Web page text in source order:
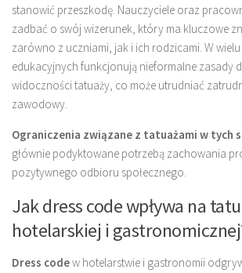
stanowić przeszkodę. Nauczyciele oraz
zadbać o swój wizerunek, który ma kluczowe
zarówno z uczniami, jak i ich rodzicami. W
edukacyjnych funkcjonują nieformalne zasady
widoczności tatuaży, co może utrudniać
zawodowy.
Ograniczenia związane z tatuażami w tych
głównie podyktowane potrzebą zachowania
pozytywnego odbioru społecznego.
Jak dress code wpływa na
hotelarskiej i
Dress codew hotelarstwie i gastronomii